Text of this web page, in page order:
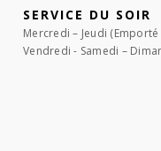
SERVICE DU SOIR
Mercredi – Jeudi
Vendredi - Samedi –